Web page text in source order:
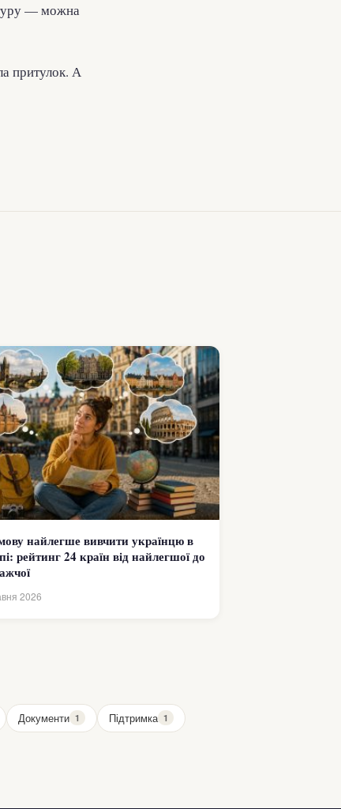
— можна
притулок. А
найлегше вивчити українцю в
рейтинг 24 країн від найлегшої до
2026
Документи 1 Підтримка 1